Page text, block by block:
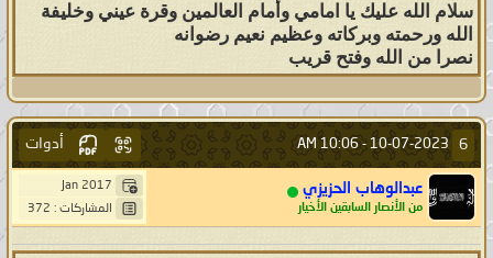
سلام الله عليك يا امامي وأمام العالمين وقرة عيني وخليفة
الله ورحمته وبركاته وعظيم نعيم رضوانه
نصرا من الله وفتح قريب
6
10-07-2023 -
10:06 AM أدوات
عبدالوهاب الحزيزي
من الأنصار السابقين الأخيار
Jan 2017
المشاركات : 372